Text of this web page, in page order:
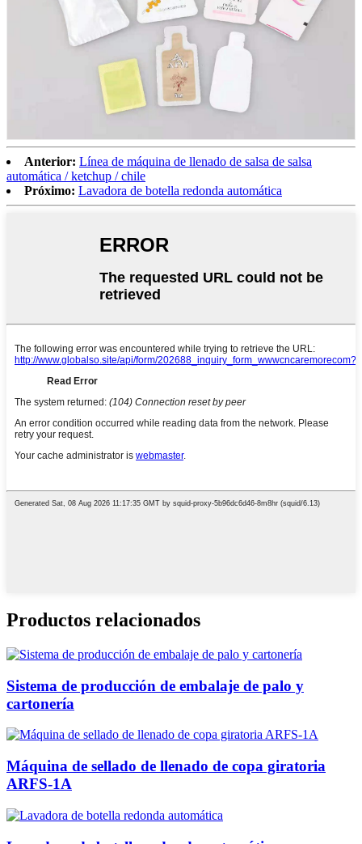
Anterior: Línea de máquina de llenado de salsa de salsa
automática / ketchup / chile
Próximo: Lavadora de botella redonda automática
Productos relacionados
Sistema de producción de embalaje de palo y
cartonería
Máquina de sellado de llenado de copa giratoria
ARFS-1A